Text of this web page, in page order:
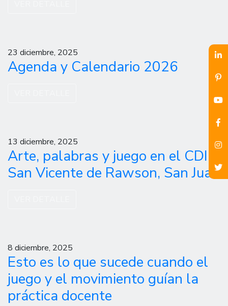
23 diciembre, 2025
Agenda y Calendario 2026
13 diciembre, 2025
Arte, palabras y juego en el CDI
San Vicente de Rawson, San Juan
8 diciembre, 2025
Esto es lo que sucede cuando el
juego y el movimiento guían la
práctica docente